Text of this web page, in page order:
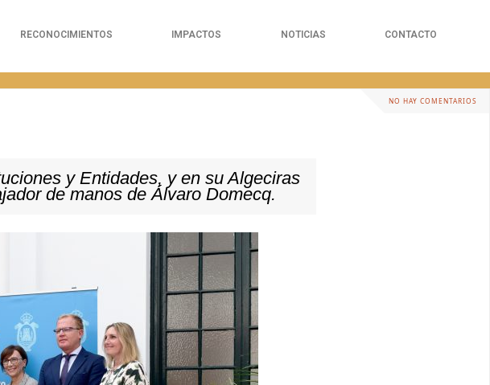
RECONOCIMIENTOS IMPACTOS NOTICIAS CONTACTO
NO HAY COMENTARIOS
y Entidades, y en su Algeciras
de manos de Álvaro Domecq.